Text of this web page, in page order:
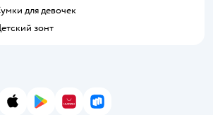
Сумки для девочек
Детский зонт
App StoreGoogle Play
AppGallery
RuStore